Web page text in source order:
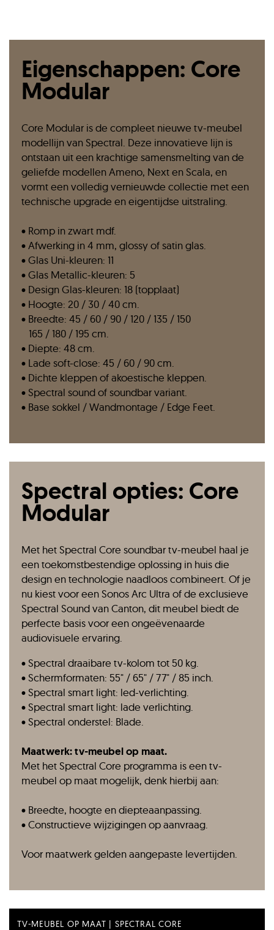
Eigenschappen: Core
Modular
Core Modular is de compleet nieuwe tv-meubel
modellijn van Spectral. Deze innovatieve lijn is
ontstaan uit een krachtige samensmelting van de
geliefde modellen Ameno, Next en Scala, en
vormt een volledig vernieuwde collectie met een
technische upgrade en eigentijdse uitstraling.
• Romp in zwart mdf.
• Afwerking in 4 mm, glossy of satin glas.
• Glas Uni-kleuren: 11
• Glas Metallic-kleuren: 5
• Design Glas-kleuren: 18 (topplaat)
• Hoogte: 20 / 30 / 40 cm.
• Breedte: 45 / 60 / 90 / 120 / 135 / 150
165 / 180 / 195 cm.
• Diepte: 48 cm.
• Lade soft-close: 45 / 60 / 90 cm.
• Dichte kleppen of akoestische kleppen.
• Spectral sound of soundbar variant.
• Base sokkel / Wandmontage / Edge Feet.
Spectral opties: Core
Modular
Met het Spectral Core soundbar tv-meubel haal je
een toekomstbestendige oplossing in huis die
design en technologie naadloos combineert. Of je
nu kiest voor een Sonos Arc Ultra of de exclusieve
Spectral Sound van Canton, dit meubel biedt de
perfecte basis voor een ongeëvenaarde
audiovisuele ervaring.
• Spectral draaibare tv-kolom tot 50 kg.
• Schermformaten: 55" / 65" / 77" / 85 inch.
• Spectral smart light: led-verlichting.
• Spectral smart light: lade verlichting.
• Spectral onderstel: Blade.
Maatwerk: tv-meubel op maat.
Met het Spectral Core programma is een tv-
meubel op maat mogelijk, denk hierbij aan:
• Breedte, hoogte en diepteaanpassing.
• Constructieve wijzigingen op aanvraag.
Voor maatwerk gelden aangepaste levertijden.
TV-MEUBEL OP MAAT | SPECTRAL CORE